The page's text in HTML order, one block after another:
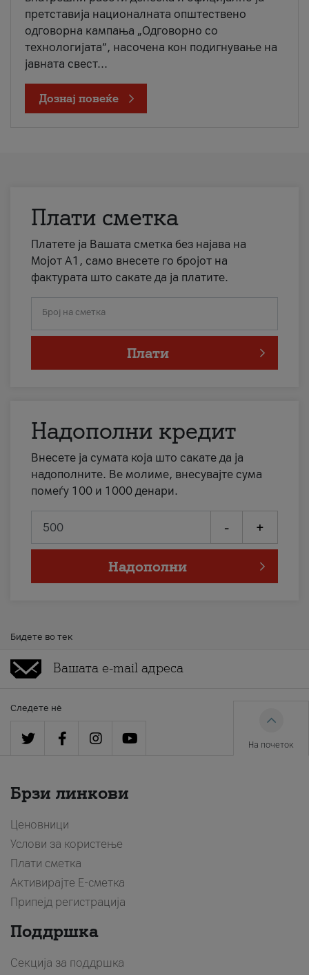
претставија националната општествено
одговорна кампања „Одговорно со
технологијата“, насочена кон подигнување на
јавната свест...
Дознај повеќе
Плати сметка
Платете ја Вашата сметка без најава на
Мојот А1, само внесете го бројот на
фактурата што сакате да ја платите.
Број на сметка
Плати
Надополни кредит
Внесете ја сумата која што сакате да ја
надополните. Ве молиме, внесувајте сума
помеѓу 100 и 1000 денари.
- +
Надополни
Бидете во тек
Следете нè
На почеток
Брзи линкови
Ценовници
Услови за користење
Плати сметка
Активирајте Е-сметка
Припејд регистрација
Поддршка
Секција за поддршка